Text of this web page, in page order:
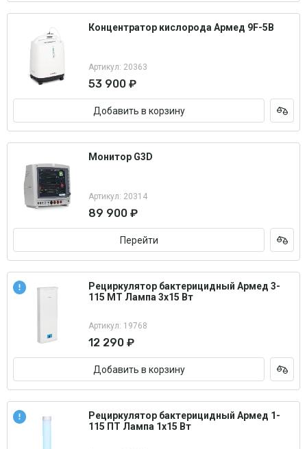
Концентратор кислорода Армед 9F-5B
Артикул: 20363
53 900 ₽
Добавить в корзину
Монитор G3D
Артикул: 20314
89 900 ₽
Перейти
Рециркулятор бактерицидный Армед 3-
115 МТ Лампа 3х15 Вт
Артикул: 19768
12 290 ₽
Добавить в корзину
Рециркулятор бактерицидный Армед 1-
115 ПТ Лампа 1х15 Вт